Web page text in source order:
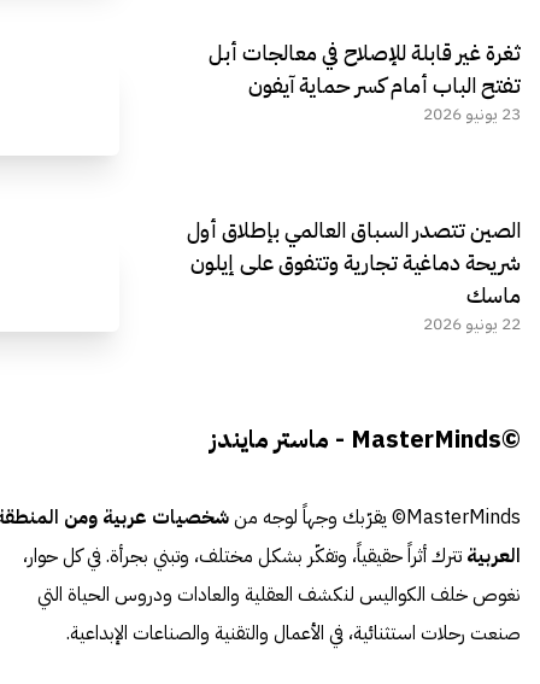
ثغرة غير قابلة للإصلاح في معالجات أبل
تفتح الباب أمام كسر حماية آيفون
23 يونيو 2026
الصين تتصدر السباق العالمي بإطلاق أول
شريحة دماغية تجارية وتتفوق على إيلون
ماسك
22 يونيو 2026
©MasterMinds - ماستر مايندز
MasterMinds© يقرّبك وجهاً لوجه من
شخصيات عربية ومن
العربية تترك أثراً حقيقياً، وتفكّر بشكل مختلف، وتبني بجرأة. في كل حوار،
نغوص خلف الكواليس لنكشف العقلية والعادات ودروس الحياة التي
صنعت رحلات استثنائية، في الأعمال والتقنية والصناعات الإبداعية.